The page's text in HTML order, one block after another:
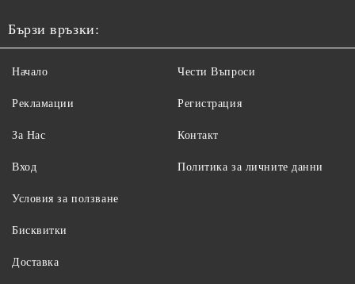
Бързи връзки:
Начало
Рекламации
За Нас
Вход
Чести Въпроси
Регистрация
Контакт
Политика за личните данни
Условия за ползване
Бисквитки
Доставка